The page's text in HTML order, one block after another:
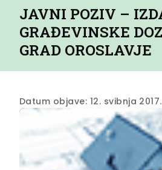
JAVNI POZIV –
GRAĐEVINSKE
GRAD OROSLAVJE
Datum objave: 12. svibnja 2017.